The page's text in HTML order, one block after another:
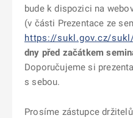
bude k dispozici na
(v části Prezentace ze
https://sukl.gov.cz/
dny před začátkem
Doporučujeme si
s sebou.
Prosíme zástupce